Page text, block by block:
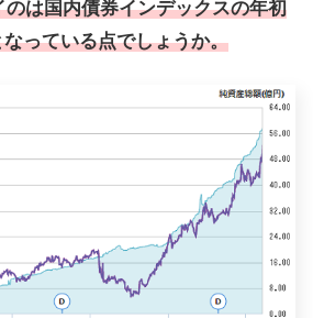
は国内債券インデックスの年初
っている点でしょうか。